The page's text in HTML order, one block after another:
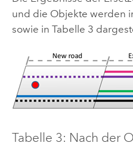
und die Objekte werden
sowie in Tabelle 3
Tabelle 3: Nach der